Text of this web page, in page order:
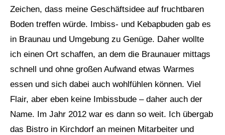
Zeichen, dass meine Geschäftsidee auf fruchtbaren
Boden treffen würde. Imbiss- und Kebapbuden gab es
in Braunau und Umgebung zu Genüge. Daher wollte
ich einen Ort schaffen, an dem die Braunauer mittags
schnell und ohne großen Aufwand etwas Warmes
essen und sich dabei auch wohlfühlen können. Viel
Flair, aber eben keine Imbissbude – daher auch der
Name. Im Jahr 2012 war es dann so weit. Ich übergab
das Bistro in Kirchdorf an meinen Mitarbeiter und